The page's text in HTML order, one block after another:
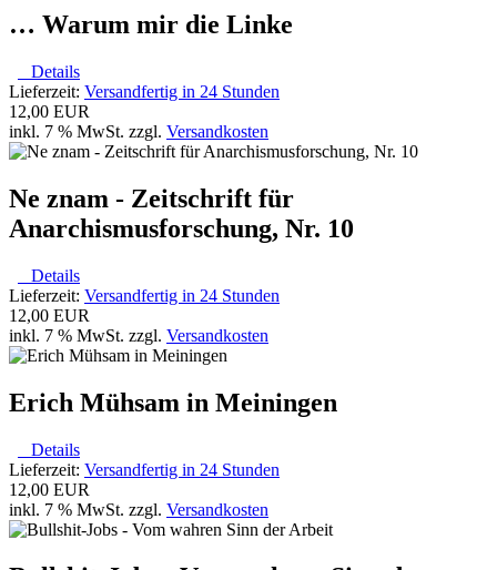
… Warum mir die Linke
Details
Lieferzeit: Versandfertig in 24 Stunden
12,00 EUR
inkl. 7 % MwSt. zzgl. Versandkosten
Ne znam - Zeitschrift für
Anarchismusforschung, Nr. 10
Details
Lieferzeit: Versandfertig in 24 Stunden
12,00 EUR
inkl. 7 % MwSt. zzgl. Versandkosten
Erich Mühsam in Meiningen
Details
Lieferzeit: Versandfertig in 24 Stunden
12,00 EUR
inkl. 7 % MwSt. zzgl. Versandkosten